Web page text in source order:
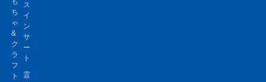
ち
ゃ
&
ク
ラ
フ
ト
ス
イ
ン
サ
ー
ト
霊